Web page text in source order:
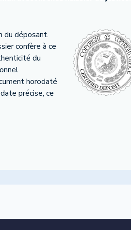
du déposant.
confère à ce
du
horodaté
précise, ce